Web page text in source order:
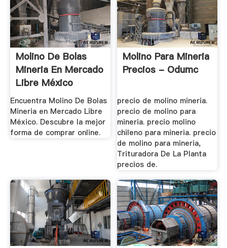
Molino De Bolas
Mineria En Mercado
Libre México
Encuentra Molino De Bolas
Mineria en Mercado Libre
México. Descubre la mejor
forma de comprar online.
Molino Para Mineria
Precios - Odumc
precio de molino mineria.
precio de molino para
mineria. precio molino
chileno para mineria. precio
de molino para mineria,
Trituradora De La Planta
precios de.